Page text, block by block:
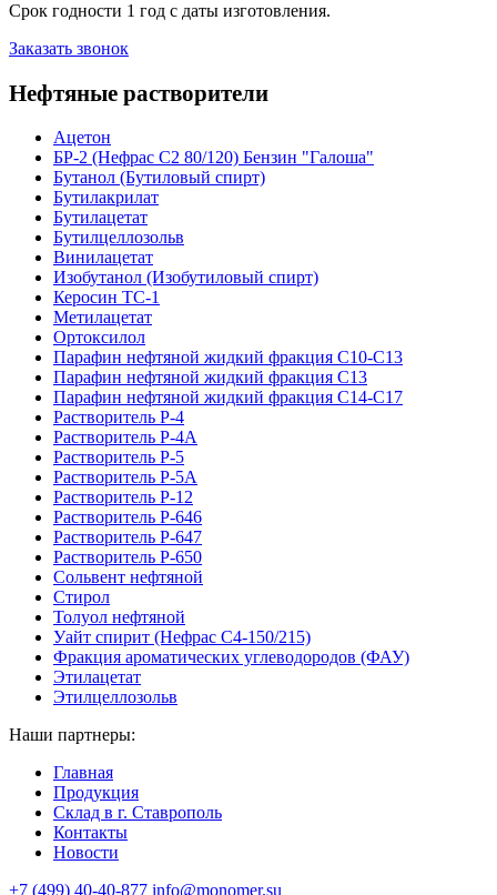
Срок годности 1 год с даты изготовления.
Заказать звонок
Нефтяные растворители
Ацетон
БР-2 (Нефрас С2 80/120) Бензин "Галоша"
Бутанол (Бутиловый спирт)
Бутилакрилат
Бутилацетат
Бутилцеллозольв
Винилацетат
Изобутанол (Изобутиловый спирт)
Керосин ТС-1
Метилацетат
Ортоксилол
Парафин нефтяной жидкий фракция С10-С13
Парафин нефтяной жидкий фракция С13
Парафин нефтяной жидкий фракция С14-С17
Растворитель Р-4
Растворитель Р-4А
Растворитель Р-5
Растворитель Р-5А
Растворитель Р-12
Растворитель Р-646
Растворитель Р-647
Растворитель Р-650
Сольвент нефтяной
Стирол
Толуол нефтяной
Уайт спирит (Нефрас С4-150/215)
Фракция ароматических углеводородов (ФАУ)
Этилацетат
Этилцеллозольв
Наши партнеры:
Главная
Продукция
Склад в г. Ставрополь
Контакты
Новости
+7 (499) 40-40-877 info@monomer.su